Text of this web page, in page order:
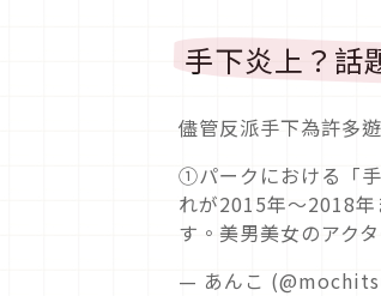
手下炎上？話
儘管反派手下為許多
①パークにおける「
れが2015年〜2018
す。美男美女のアク
— あんこ